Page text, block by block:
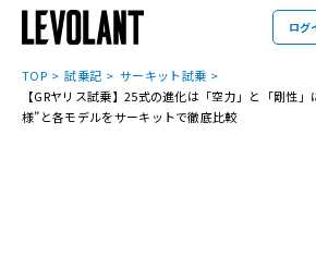
ログ
TOP 試乗記
サーキット試乗
【GRヤリス試乗】25式の進化は「空力」と「剛性
様”と各モデルをサーキットで徹底比較